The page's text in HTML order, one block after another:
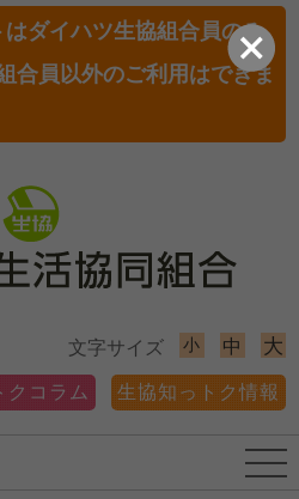
はダイハツ生協組合員のみ
合員以外のご利用はできま
文字サイズ 小 中 大
クコラム 生協知っトク情報